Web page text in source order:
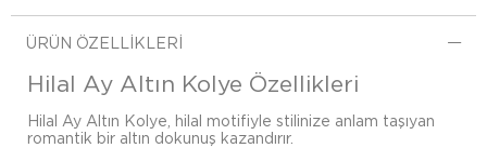
ÜRÜN ÖZELLIKLERI
Hilal Ay Altın Kolye Özellikleri
Hilal Ay Altın Kolye, hilal motifiyle stilinize anlam taşıyan
romantik bir altın dokunuş kazandırır.